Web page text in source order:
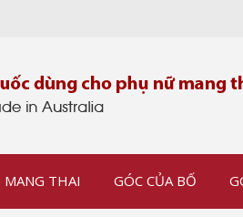
MANG THAI GÓC CỦA BỐ